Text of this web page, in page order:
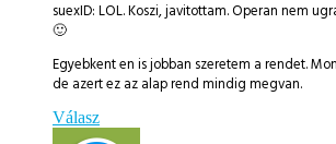
suexID: LOL. Koszi, javitottam. Operan nem
🙂
Egyebkent en is jobban szeretem a rendet.
de azert ez az alap rend mindig megvan.
Válasz